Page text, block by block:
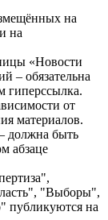
на
на
«Новости
– обязательна
гиперссылка.
от
материалов.
должна быть
абзаце
"Выборы",
публикуются на